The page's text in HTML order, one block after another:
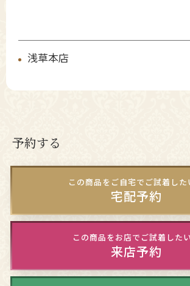
浅草本店
予約する
この商品をご自宅でご試着した
宅配予約
この商品をお店でご試着した
来店予約